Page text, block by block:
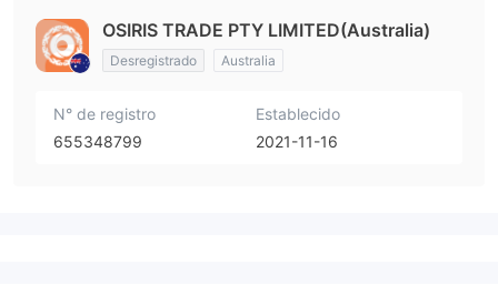
OSIRIS TRADE PTY LIMITED(Australia)
Desregistrado Australia
N° de registro
655348799
Establecido
2021-11-16